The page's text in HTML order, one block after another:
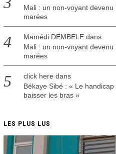
Mali : un non-voyant
marées
Mamédi DEMBELEdans
Mali : un non-voyant
marées
click here dans
Békaye Sibé : « Le
baisser les bras »
LES PLUS LUS